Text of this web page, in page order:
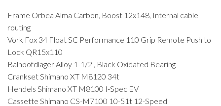
Frame Orbea Alma Carbon, Boost 12x148, Internal cable
routing
Vork Fox 34 Float SC Performance 110 Grip Remote Push to
Lock QR15x110
Balhoofdlager Alloy 1-1/2", Black Oxidated Bearing
Crankset Shimano XT M8120 34t
Hendels Shimano XT M8100 I-Spec EV
Cassette Shimano CS-M7100 10-51t 12-Speed